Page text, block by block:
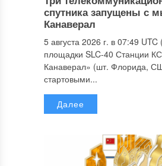
спутника запущены с
Канаверал
5 августа 2026 г. в 07:49
площадки SLC-40 Станции
Канаверал» (шт. Флорида,
стартовыми...
Далее